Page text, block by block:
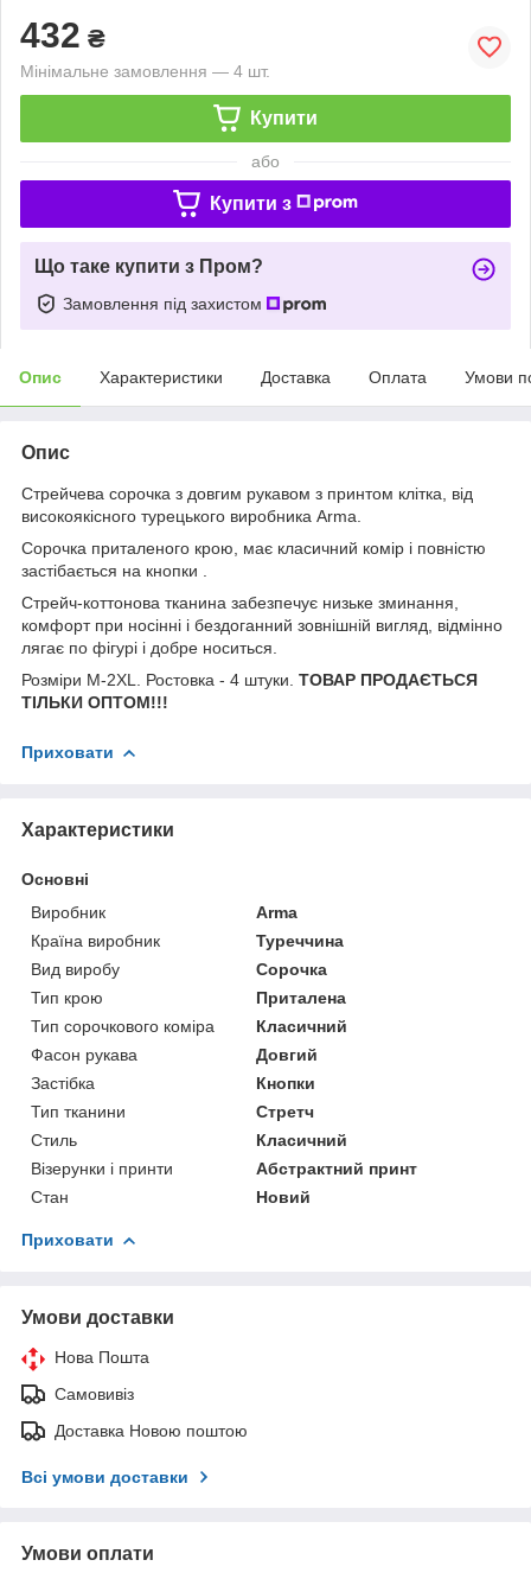
432 ₴
Мінімальне замовлення — 4 шт.
Купити
або
Купити з
Що таке купити з Пром?
Замовлення під захистом
Опис Характеристики Доставка Оплата Умови
Опис
Стрейчева сорочка з довгим рукавом з принтом клітка, від
високоякісного турецького виробника Arma.
Сорочка приталеного крою, має класичний комір і повністю
застібається на кнопки .
Стрейч-коттонова тканина забезпечує низьке зминання,
комфорт при носінні і бездоганний зовнішній вигляд, відмінно
лягає по фігурі і добре носиться.
Розміри М-2XL. Ростовка - 4 штуки. ТОВАР ПРОДАЄТЬСЯ
ТІЛЬКИ ОПТОМ!!!
Приховати
Характеристики
Основні
Виробник
Arma
Країна виробник
Туреччина
Вид виробу
Сорочка
Тип крою
Приталена
Тип сорочкового коміра
Класичний
Фасон рукава
Довгий
Застібка
Кнопки
Тип тканини
Стретч
Стиль
Класичний
Візерунки і принти
Абстрактний принт
Стан
Новий
Приховати
Умови доставки
Нова Пошта
Самовивіз
Доставка Новою поштою
Всі умови доставки
Умови оплати